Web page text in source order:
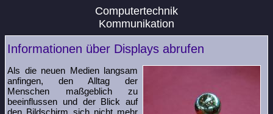
Computertechnik
Kommunikation
Informationen über Displays abrufen
Als die neuen Medien langsam
anfingen, den Alltag der
Menschen maßgeblich zu
beeinflussen und der Blick auf
den Bildschirm sich nicht mehr